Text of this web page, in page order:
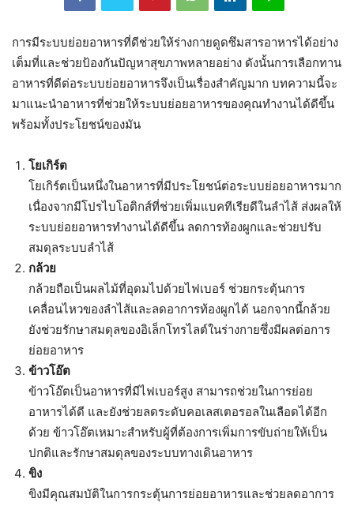
การมีระบบย่อยอาหารที่ดีช่วยให้ร่างกายดูดซึมสารอาหารได้อย่าง
เต็มที่และช่วยป้องกันปัญหาสุขภาพหลายอย่าง ดังนั้นการเลือกทาน
อาหารที่ดีต่อระบบย่อยอาหารจึงเป็นเรื่องสำคัญมาก บทความนี้จะ
มาแนะนำอาหารที่ช่วยให้ระบบย่อยอาหารของคุณทำงานได้ดีขึ้น
พร้อมทั้งประโยชน์ของมัน
โยเกิร์ต
โยเกิร์ตเป็นหนึ่งในอาหารที่มีประโยชน์ต่อระบบย่อยอาหารมาก
เนื่องจากมีโปรไบโอติกส์ที่ช่วยเพิ่มแบคทีเรียดีในลำไส้ ส่งผลให้
ระบบย่อยอาหารทำงานได้ดีขึ้น ลดการท้องผูกและช่วยปรับ
สมดุลระบบลำไส้
กล้วย
กล้วยถือเป็นผลไม้ที่อุดมไปด้วยไฟเบอร์ ช่วยกระตุ้นการ
เคลื่อนไหวของลำไส้และลดอาการท้องผูกได้ นอกจากนี้กล้วย
ยังช่วยรักษาสมดุลของอิเล็กโทรไลต์ในร่างกายซึ่งมีผลต่อการ
ย่อยอาหาร
ข้าวโอ๊ต
ข้าวโอ๊ตเป็นอาหารที่มีไฟเบอร์สูง สามารถช่วยในการย่อย
อาหารได้ดี และยังช่วยลดระดับคอเลสเตอรอลในเลือดได้อีก
ด้วย ข้าวโอ๊ตเหมาะสำหรับผู้ที่ต้องการเพิ่มการขับถ่ายให้เป็น
ปกติและรักษาสมดุลของระบบทางเดินอาหาร
ขิง
ขิงมีคุณสมบัติในการกระตุ้นการย่อยอาหารและช่วยลดอาการ